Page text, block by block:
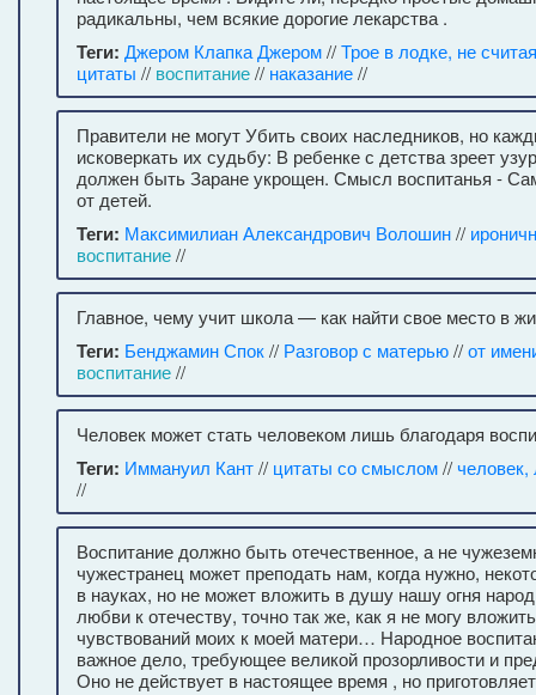
радикальны, чем всякие дорогие лекарства .
Теги: Джером Клапка Джером//Трое в лодке, не
цитаты // воспитание// наказание//
Правители не могут Убить своих наследников, но
исковеркать их судьбу: В ребенке с детства зреет
должен быть Заране укрощен. Смысл воспитанья -
от детей.
Теги: Максимилиан Александрович Волошин//
воспитание//
Главное, чему учит школа — как найти свое место в
Теги: Бенджамин Спок// Разговор с матерью//от
воспитание//
Человек может стать человеком лишь благодаря
Теги: Иммануил Кант// цитаты со смыслом//
//
Воспитание должно быть отечественное, а не
чужестранец может преподать нам, когда нужно,
в науках, но не может вложить в душу нашу огня
любви к отечеству, точно так же, как я не могу
чувствований моих к моей матери… Народное
важное дело, требующее великой прозорливости и
Оно не действует в настоящее время , но